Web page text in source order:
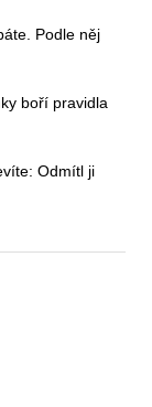
Podle něj
boří pravidla
Odmítl ji